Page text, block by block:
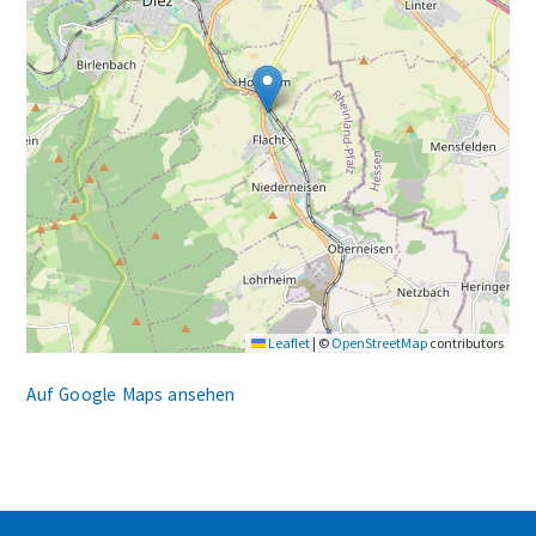
Leaflet| ©OpenStreetMapcontributors
Auf Google Maps ansehen